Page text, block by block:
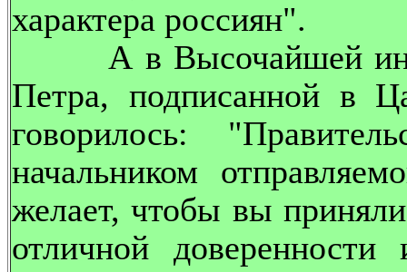
характера россиян".
А в Высочайшей
Петра, подписанной в
говорилось:
начальником
желает, чтобы вы
отличной